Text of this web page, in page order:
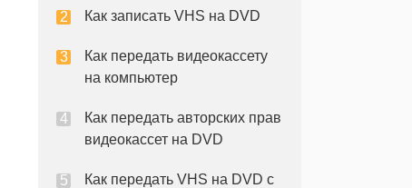
карты видеозахвата с S-Video и
композитный аудио входов.
Как записать VHS на DVD
Как передать видеокассету
на компьютер
Как передать авторских прав
видеокассет на DVD
Как передать VHS на DVD с